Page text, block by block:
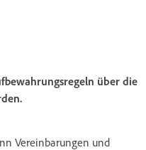
über die
Vereinbarungen und